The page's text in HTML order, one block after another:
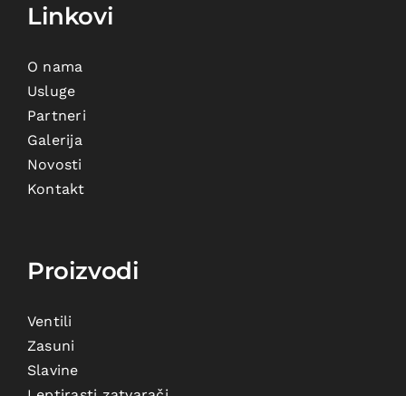
Linkovi
O nama
Usluge
Partneri
Galerija
Novosti
Kontakt
Proizvodi
Ventili
Zasuni
Slavine